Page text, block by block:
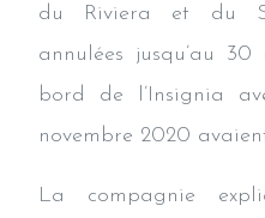
du Riviera et du
annulées jusqu’au
bord de l’Insignia
novembre 2020
La compagnie